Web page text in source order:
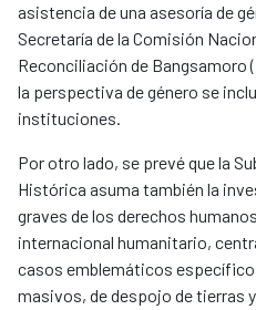
asistencia de una asesoría de
Secretaría de la Comisión
Reconciliación de Bangsamoro
la perspectiva de género se
instituciones.
Por otro lado, se prevé que la
Histórica asuma también la
graves de los derechos
internacional humanitario,
casos emblemáticos
masivos, de despojo de tierras